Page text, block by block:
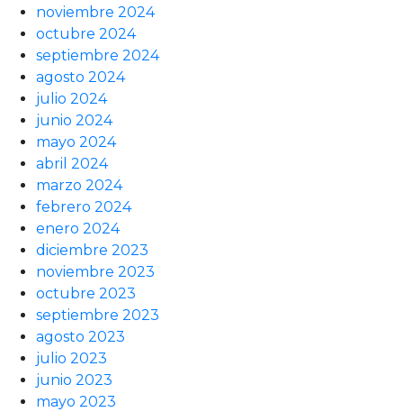
noviembre 2024
octubre 2024
septiembre 2024
agosto 2024
julio 2024
junio 2024
mayo 2024
abril 2024
marzo 2024
febrero 2024
enero 2024
diciembre 2023
noviembre 2023
octubre 2023
septiembre 2023
agosto 2023
julio 2023
junio 2023
mayo 2023